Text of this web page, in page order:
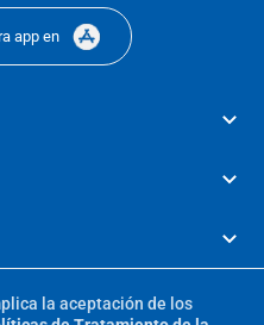
app en
la aceptación de los